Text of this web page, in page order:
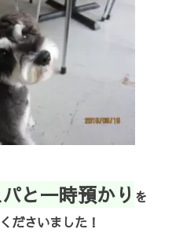
と一時預かり を
ださいました！